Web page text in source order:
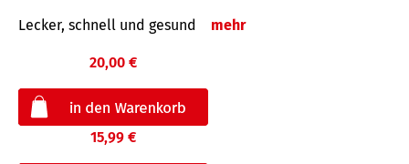
Lecker, schnell und gesund mehr
20,00 €
15,99 €